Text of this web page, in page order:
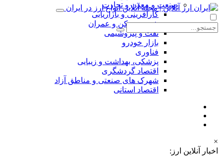
صنعت و معدن و تجارت
کارآفرینی و بازاریابی
شهر، مسکن و عمران
نفت و پتروشیمی
بازار خودرو
فناوری
پزشکی، بهداشت و زیبایی
اقتصاد گردشگری
شهرک های صنعتی و مناطق آزاد
اقتصاد استانی
×
اخبار آنلاین ارز: